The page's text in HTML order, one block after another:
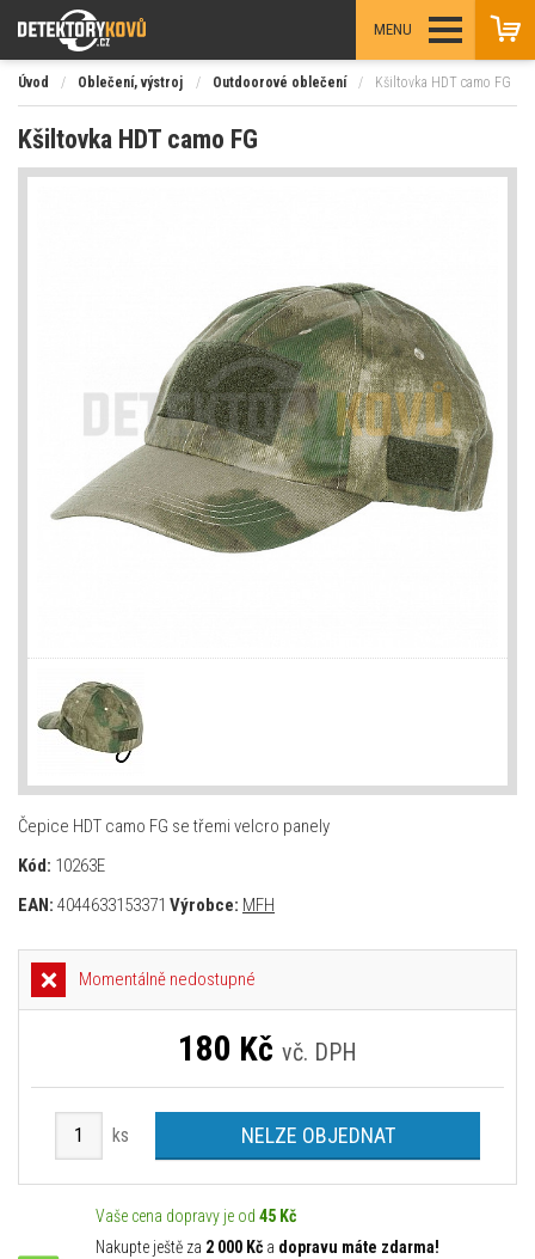
MENU
Úvod / Oblečení, výstroj / Outdoorové oblečení / Kšiltovka HDT camo FG
Kšiltovka HDT camo FG
Čepice HDT camo FG se třemi velcro panely
Kód: 10263E
EAN: 4044633153371 Výrobce: MFH
Momentálně nedostupné
180 Kč vč. DPH
ks NELZE OBJEDNAT
Vaše cena dopravy je od 45 Kč
Nakupte ještě za 2 000 Kč a dopravu máte zdarma!